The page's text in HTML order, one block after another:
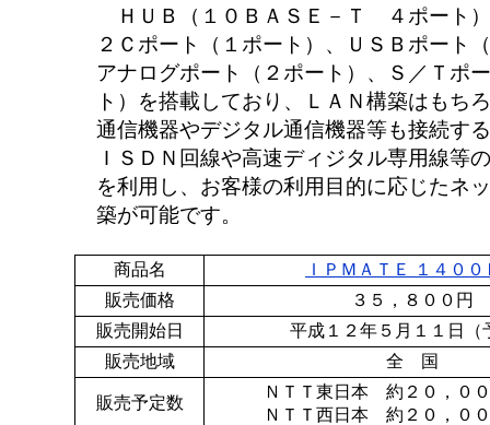
ＨＵＢ（１０ＢＡＳＥ－Ｔ ４ポート
２Ｃポート（１ポート）、ＵＳＢポート
アナログポート（２ポート）、Ｓ／Ｔポ
ト）を搭載しており、ＬＡＮ構築はもち
通信機器やデジタル通信機器等も接続す
ＩＳＤＮ回線や高速ディジタル専用線等
を利用し、お客様の利用目的に応じたネ
築が可能です。
商品名
ＩＰＭＡＴＥ １４００
販売価格
３５，８００円
販売開始日
平成１２年５月１１日（
販売地域
全 国
販売予定数
ＮＴＴ東日本 約２０，０
ＮＴＴ西日本 約２０，０